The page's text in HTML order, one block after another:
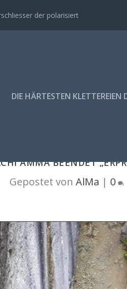
der polarisiert
DIE HÄRTESTEN KLETTEREIEN
AMMA BEENDET
Gepostet von AlMa | 0